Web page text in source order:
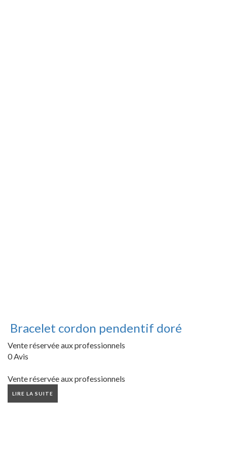
Bracelet cordon pendentif doré
Vente réservée aux professionnels
0 Avis
Vente réservée aux professionnels
LIRE LA SUITE